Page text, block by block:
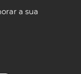
a sua